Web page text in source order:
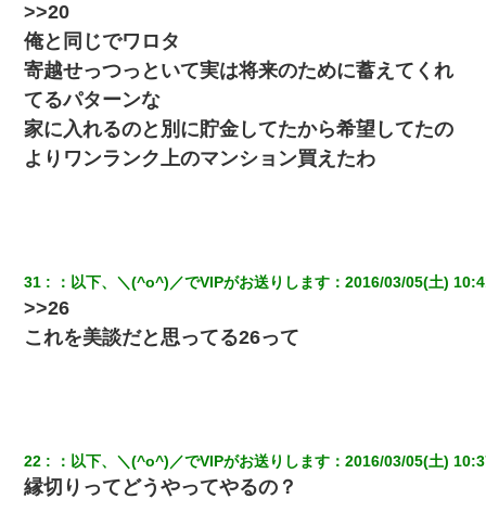
>>20
俺と同じでワロタ
寄越せっつっといて実は将来のために蓄えてくれ
てるパターンな
家に入れるのと別に貯金してたから希望してたの
よりワンランク上のマンション買えたわ
31 ： 以下、＼(^o^)／でVIPがお送りします ：2016/03/05(土)
>>26
これを美談だと思ってる26って
22 ： 以下、＼(^o^)／でVIPがお送りします ：2016/03/05(土)
縁切りってどうやってやるの？